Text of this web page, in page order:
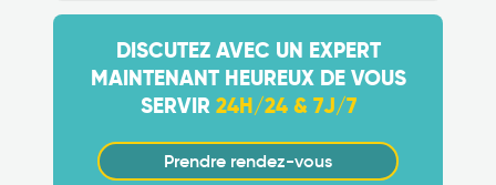
DISCUTEZ AVEC UN EXPERT
MAINTENANT HEUREUX DE VOUS
SERVIR 24H/24 & 7J/7
Prendre rendez-vous